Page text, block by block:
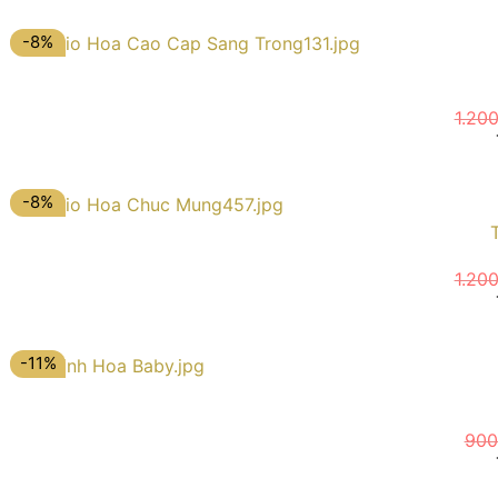
-8%
-8%
-11%